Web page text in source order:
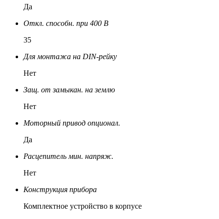
Да
Откл. способн. при 400 В
35
Для монтажа на DIN-рейку
Нет
Защ. от замыкан. на землю
Нет
Моторный привод опционал.
Да
Расцепитель мин. напряж.
Нет
Конструкция прибора
Комплектное устройство в корпусе